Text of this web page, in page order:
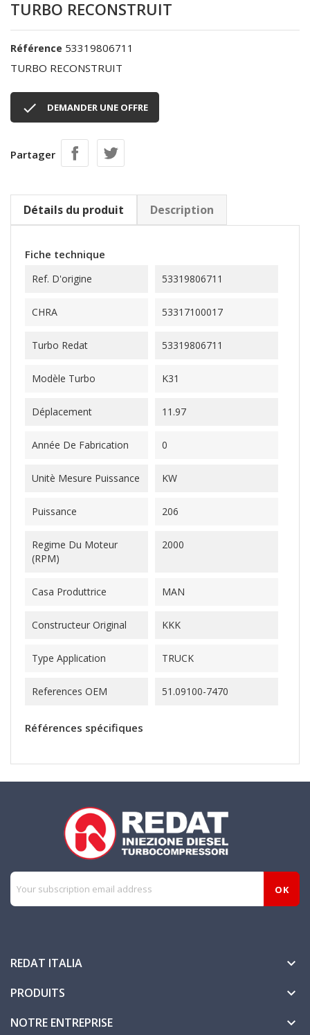
TURBO RECONSTRUIT
Référence 53319806711
TURBO RECONSTRUIT
 DEMANDER UNE OFFRE
Partager
Détails du produit Description
Fiche technique
Ref. D'origine 53319806711
CHRA 53317100017
Turbo Redat 53319806711
Modèle Turbo K31
Déplacement 11.97
Année De Fabrication 0
Unitè Mesure Puissance KW
Puissance 206
Regime Du Moteur
(RPM)
2000
Casa Produttrice MAN
Constructeur Original KKK
Type Application TRUCK
References OEM 51.09100-7470
Références spécifiques
REDAT ITALIA 
PRODUITS 
NOTRE ENTREPRISE 